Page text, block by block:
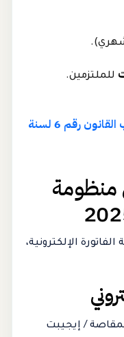
للملتزمين.
التيسيرات الضريبية الجديدة بموجب القانون رقم 6 لسنة
الإلكترونية،
/ إيجيبت